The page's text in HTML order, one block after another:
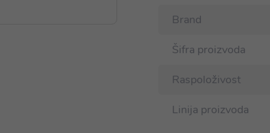
Brand
Šifra proizvoda
Raspoloživost
Linija proizvoda